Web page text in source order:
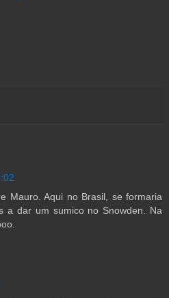
Mauro. Aqui no Brasil, se formaria
a dar um sumico no Snowden. Na